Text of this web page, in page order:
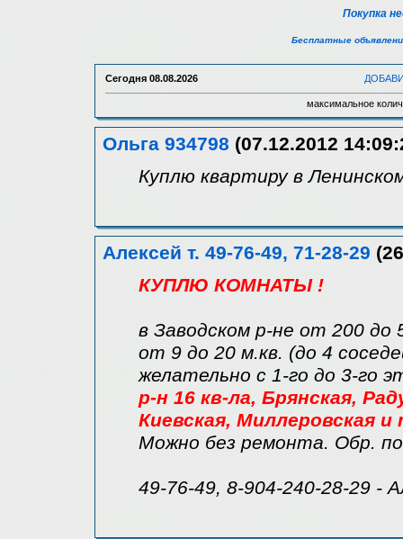
Покупка
Бесплатные
Сегодня 08.08.2026
максимальное
Ольга 934798 (07.12.2012
Куплю квартиру в
Алексей т. 49-76-49, 71-28-29
КУПЛЮ КОМНАТЫ !
в Заводском р-не от 200 до
от 9 до 20 м.кв. (до 4
желательно с 1-го до 3-го
р-н 16 кв-ла, Брянская,
Киевская, Миллеровская и
Можно без ремонта. Обр.
49-76-49, 8-904-240-28-29 -